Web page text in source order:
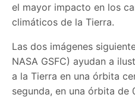
el mayor impacto en los
climáticos de la Tierra.
Las dos imágenes
NASA GSFC) ayudan a
a la Tierra en una órbita
segunda, en una órbita de